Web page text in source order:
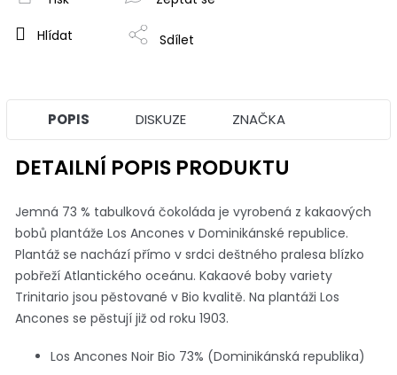
Hlídat Sdílet
POPIS DISKUZE ZNAČKA
DETAILNÍ POPIS PRODUKTU
Jemná 73 % tabulková čokoláda je vyrobená z kakaových
bobů plantáže Los Ancones v Dominikánské republice.
Plantáž se nachází přímo v srdci deštného pralesa blízko
pobřeží Atlantického oceánu. Kakaové boby variety
Trinitario jsou pěstované v Bio kvalitě. Na plantáži Los
Ancones se pěstují již od roku 1903.
Los Ancones Noir Bio 73% (Dominikánská republika)